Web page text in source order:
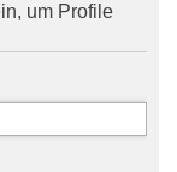
um Profile